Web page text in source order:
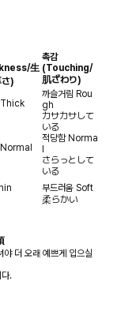
生
)
촉감
(Touching/
肌ざわり)
Thick
까슬거림 Rou
gh
カサカサして
いる
Normal
적당함 Norma
さらっとして
いる
부드러움 Soft
柔らかい
더 오래 예쁘게 입으실
다.